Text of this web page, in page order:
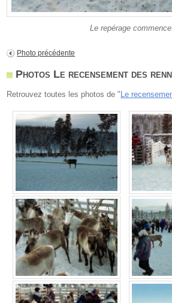
Le repérage
Photo précédente
Photos Le recensement des
Retrouvez toutes les photos de " Le